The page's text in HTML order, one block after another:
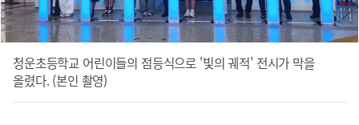
청운초등학교 어린이들의 점등식으로 '빛의 궤적' 전시가 막을
올렸다. (본인 촬영)